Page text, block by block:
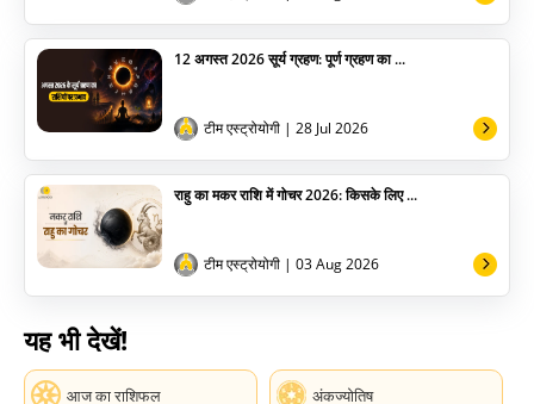
12 अगस्त 2026 सूर्य ग्रहण: पूर्ण ग्रहण का ...
टीम एस्ट्रोयोगी | 28 Jul 2026
राहु का मकर राशि में गोचर 2026: किसके लिए ...
टीम एस्ट्रोयोगी | 03 Aug 2026
यह भी देखें!
आज का राशिफल अंकज्योतिष